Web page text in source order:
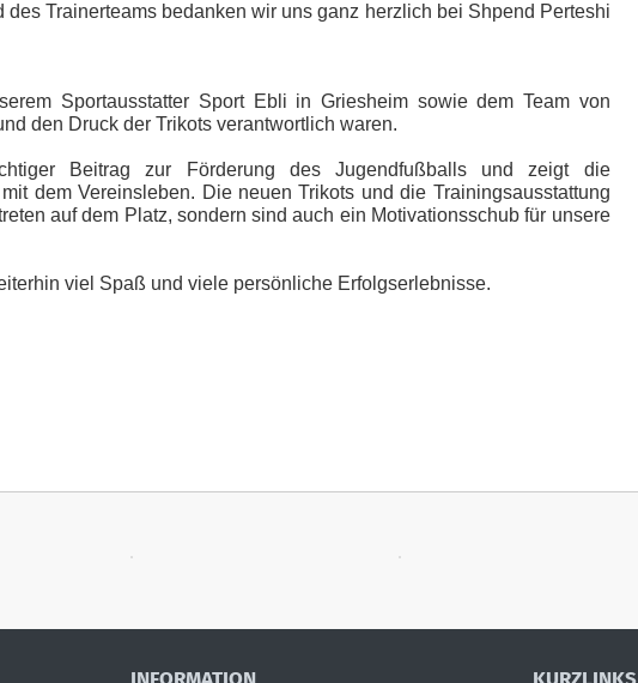
des Trainerteams bedanken wir uns ganz herzlich bei Shpend Perteshi
Sportausstatter Sport Ebli in Griesheim sowie dem Team von
den Druck der Trikots verantwortlich waren.
Beitrag zur Förderung des Jugendfußballs und zeigt die
dem Vereinsleben. Die neuen Trikots und die Trainingsausstattung
auf dem Platz, sondern sind auch ein Motivationsschub für unsere
viel Spaß und viele persönliche Erfolgserlebnisse.